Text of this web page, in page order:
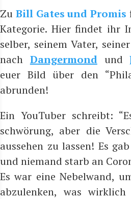
Zu Bill Gates und Pro­mis
Kate­go­rie. Hier fin­det ihr
sel­ber, sei­nem Vater,
nach Dan­ger­mondund
euer Bild über den
abrunden!
Ein You­Tuber schreibt:
schwö­rung, aber die
aus­se­hen zu las­sen! Es
und nie­mand starb an
Es war eine Nebel­wand,
abzu­len­ken, was